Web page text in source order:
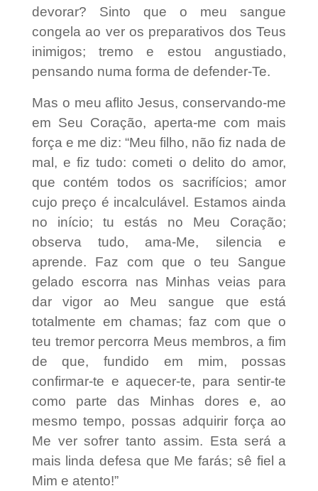
devorar? Sinto que o meu sangue
congela ao ver os preparativos dos Teus
inimigos; tremo e estou angustiado,
pensando numa forma de defender-Te.
Mas o meu aflito Jesus, conservando-me
em Seu Coração, aperta-me com mais
força e me diz: “Meu filho, não fiz nada de
mal, e fiz tudo: cometi o delito do amor,
que contém todos os sacrifícios; amor
cujo preço é incalculável. Estamos ainda
no início; tu estás no Meu Coração;
observa tudo, ama-Me, silencia e
aprende. Faz com que o teu Sangue
gelado escorra nas Minhas veias para
dar vigor ao Meu sangue que está
totalmente em chamas; faz com que o
teu tremor percorra Meus membros, a fim
de que, fundido em mim, possas
confirmar-te e aquecer-te, para sentir-te
como parte das Minhas dores e, ao
mesmo tempo, possas adquirir força ao
Me ver sofrer tanto assim. Esta será a
mais linda defesa que Me farás; sê fiel a
Mim e atento!”